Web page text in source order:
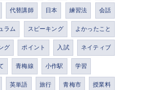
代替講師 日本 練習法
会話
ラム
スピーキング
よかったこと
グ
ポイント 入試
ネイティブ
青梅線 小作駅
学習
英単語 旅行 青梅市
授業料